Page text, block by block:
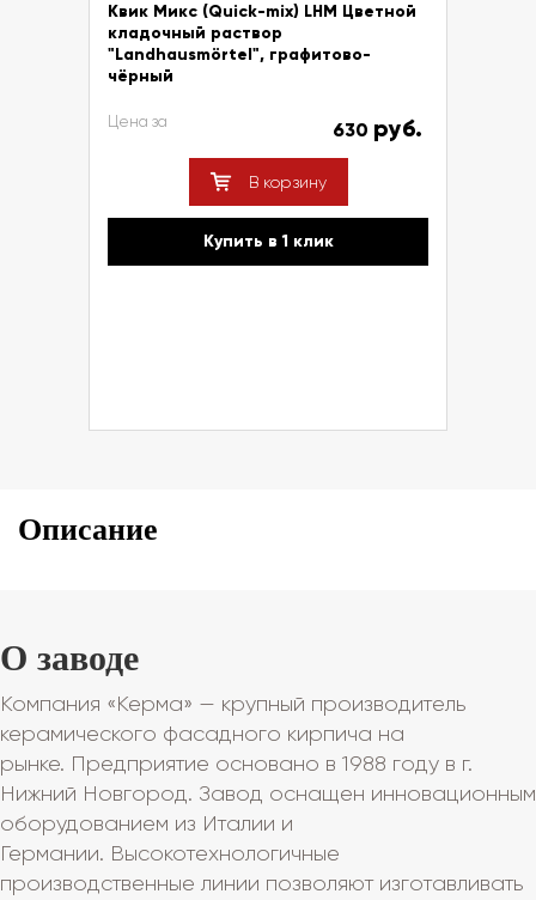
Квик Микс (Quick-mix) LHM Цветной
кладочный раствор
"Landhausmörtel", графитово-
чёрный
Цена за 630 руб.
В корзину
Купить в 1 клик
Описание
О заводе
Компания «Керма» — крупный производитель
керамического фасадного кирпича на
рынке. Предприятие основано в 1988 году в г.
Нижний Новгород. Завод оснащен инновационным
оборудованием из Италии и
Германии. Высокотехнологичные
производственные линии позволяют изготавливать